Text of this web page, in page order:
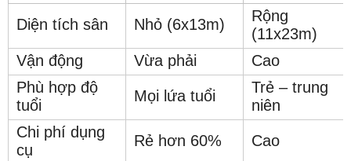
Diện tích sân Nhỏ (6x13m)
Rộng
(11x23m)
Vận động
Vừa phải
Cao
Phù hợp độ
tuổi
Mọi lứa tuổi
Trẻ – trung
niên
Chi phí dụng
cụ
Rẻ hơn 60% Cao